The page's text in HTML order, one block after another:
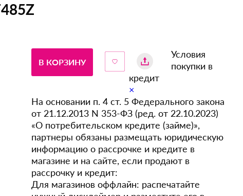
В КОРЗИНУ
Условия
покупки в
кредит
×
На основании п. 4 ст. 5 Федерального закона
от 21.12.2013 N 353-ФЗ (ред. от 22.10.2023)
«О потребительском кредите (займе)»,
партнеры обязаны размещать юридическую
информацию о рассрочке и кредите в
магазине и на сайте, если продают в
рассрочку и кредит:
Для магазинов оффлайн: распечатайте